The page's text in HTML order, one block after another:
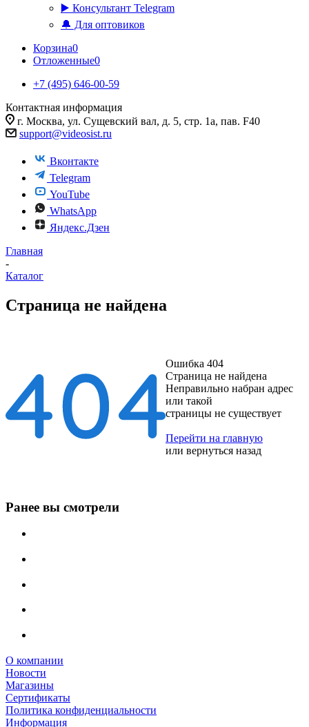
▶️ Консультант Telegram
🔔 Для оптовиков
Корзина0
Отложенные0
+7 (495) 646-00-59
Контактная информация
г. Москва, ул. Сущевский вал, д. 5, стр. 1а, пав. F40
support@videosist.ru
Вконтакте
Telegram
YouTube
WhatsApp
Яндекс.Дзен
Главная
-
Каталог
Страница не найдена
Ошибка 404
Страница не найдена
Неправильно набран адрес
или такой
страницы не существует
Перейти на главную
или вернуться назад
Ранее вы смотрели
О компании
Новости
Магазины
Сертификаты
Политика конфиденциальности
Информация